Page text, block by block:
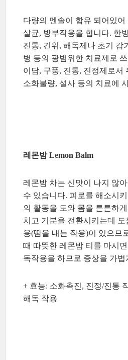
다량의 멘솔이 함유 되어있
살균, 방부작용을 합니다. 한
진통, 건위, 해독제나 초기 감
병 등의 광범위한 치료제로
이담, 구풍, 진통, 진정제로서
소화불량, 설사 등의 치료에
레몬밤 Lemon Balm
레몬밤 차는 신맛이 나지 않
수 있습니다. 피로를 해소시
의 활동을 도와 몸을 튼튼하
치고 기분을 전환시키는데
용(땀을 내는 작용)이 있으므
때 따뜻한 레몬밤 티를 마시
독작용을 하므로 증상을 가볍
+ 효능: 소화촉진, 진정/진통
해독 작용